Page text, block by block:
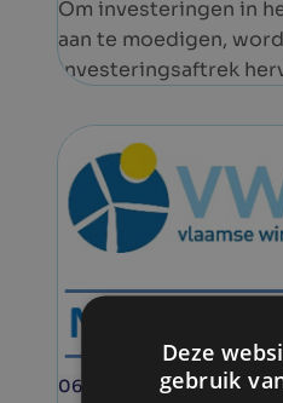
Om investeringen in
aan te moedigen,
investeringsaftrek
thematische
fiscale regeling
percentage van hun
kunnen aftrekken van
06.02.2025 Nieuwsflits
Deze
gebruik